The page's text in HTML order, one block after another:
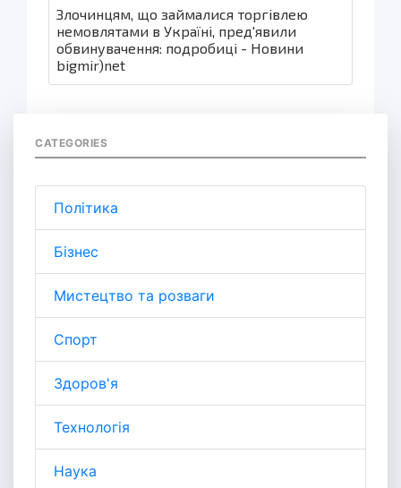
Злочинцям, що займалися торгівлею
немовлятами в Україні, пред'явили
обвинувачення: подробиці - Новини
bigmir)net
CATEGORIES
Політика
Бізнес
Мистецтво та розваги
Спорт
Здоров'я
Технологія
Наука